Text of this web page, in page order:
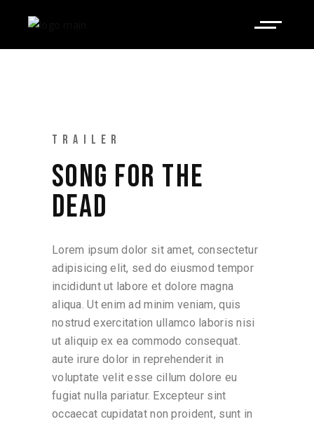
TRAILER
SONG FOR THE
DEAD
Lorem ipsum dolor sit amet, consectetur
adipisicing elit, sed do eiusmod tempor
incididunt ut labore et dolore magna
aliqua. Ut enim ad minim veniam, quis
nostrud exercitation ullamco laboris nisi
ut aliquip ex ea commodo consequat.
aute irure dolor in reprehenderit in
voluptate velit esse cillum dolore eu
fugiat nulla pariatur. Excepteur sint
occaecat cupidatat non proident, sunt in